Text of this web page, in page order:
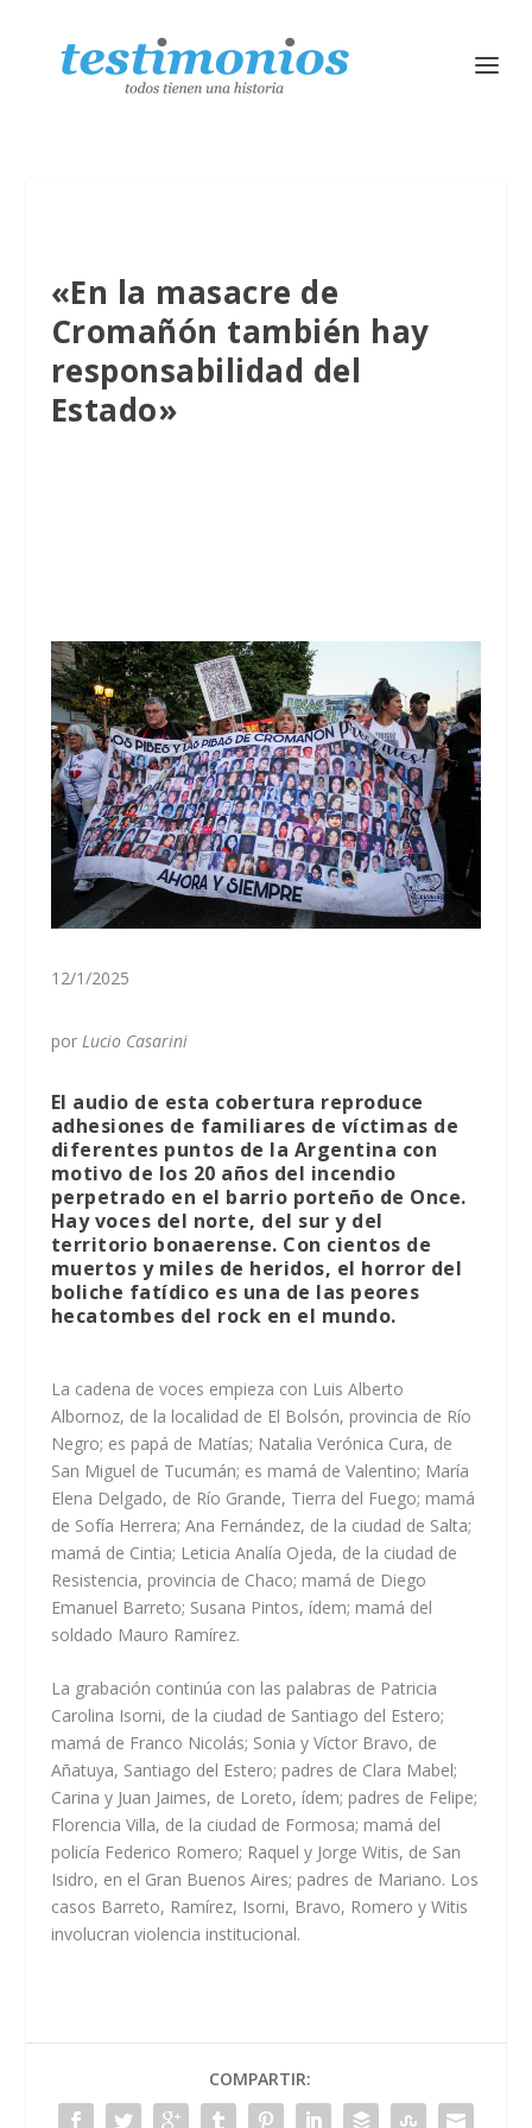
«En la masacre de
Cromañón también hay
responsabilidad del
Estado»
12/1/2025
por Lucio Casarini
El audio de esta cobertura reproduce
adhesiones de familiares de víctimas de
diferentes puntos de la Argentina con
motivo de los 20 años del incendio
perpetrado en el barrio porteño de Once.
Hay voces del norte, del sur y del
territorio bonaerense. Con cientos de
muertos y miles de heridos, el horror del
boliche fatídico es una de las peores
hecatombes del rock en el mundo.
La cadena de voces empieza con Luis Alberto
Albornoz, de la localidad de El Bolsón, provincia de Río
Negro; es papá de Matías; Natalia Verónica Cura, de
San Miguel de Tucumán; es mamá de Valentino; María
Elena Delgado, de Río Grande, Tierra del Fuego; mamá
de Sofía Herrera; Ana Fernández, de la ciudad de Salta;
mamá de Cintia; Leticia Analía Ojeda, de la ciudad de
Resistencia, provincia de Chaco; mamá de Diego
Emanuel Barreto; Susana Pintos, ídem; mamá del
soldado Mauro Ramírez.
La grabación continúa con las palabras de Patricia
Carolina Isorni, de la ciudad de Santiago del Estero;
mamá de Franco Nicolás; Sonia y Víctor Bravo, de
Añatuya, Santiago del Estero; padres de Clara Mabel;
Carina y Juan Jaimes, de Loreto, ídem; padres de Felipe;
Florencia Villa, de la ciudad de Formosa; mamá del
policía Federico Romero; Raquel y Jorge Witis, de San
Isidro, en el Gran Buenos Aires; padres de Mariano. Los
casos Barreto, Ramírez, Isorni, Bravo, Romero y Witis
involucran violencia institucional.
COMPARTIR: